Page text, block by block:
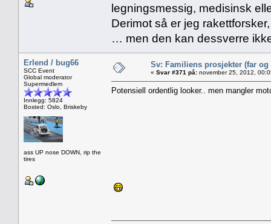
legningsmessig, medisinsk
Derimot så er jeg
… men den kan dessverre
Erlend / bug66
SCC Event
Global moderator
Supermedlem
Innlegg: 5824
Bosted: Oslo, Briskeby
ass UP nose DOWN, rip the
tires
Sv: Familiens prosjekter (far og
« Svar #371 på: november 25, 2012,
Potensiell ordentlig looker.. men mangler